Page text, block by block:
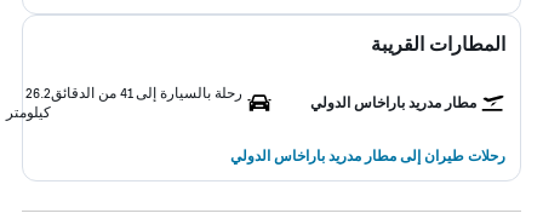
المطارات القريبة
مطار مدريد باراخاس الدولي
رحلة بالسيارة إلى 41 من الدقائق
26.2
كيلومتر
رحلات طيران إلى مطار مدريد باراخاس الدولي